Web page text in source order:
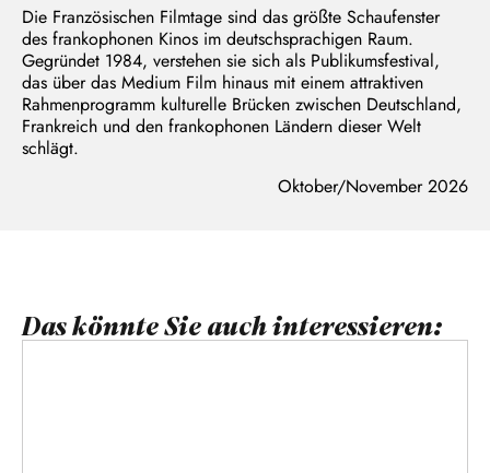
Die Französischen Filmtage sind das größte Schaufenster
des frankophonen Kinos im deutschsprachigen Raum.
Gegründet 1984, verstehen sie sich als Publikumsfestival,
das über das Medium Film hinaus mit einem attraktiven
Rahmenprogramm kulturelle Brücken zwischen Deutschland,
Frankreich und den frankophonen Ländern dieser Welt
schlägt.
Oktober/November 2026
Das könnte Sie auch interessieren: